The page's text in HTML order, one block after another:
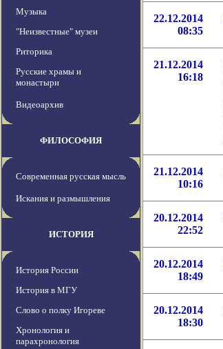
Музыка
"Неизвестные" музеи
Риторика
Русские храмы и
монастыри
Видеоархив
ФИЛОСОФИЯ
Современная русская мысль
Искания и размышления
ИСТОРИЯ
История России
История в МГУ
Слово о полку Игореве
Хронология и
парахронология
22.12.2014
08:35
21.12.2014
16:18
21.12.2014
10:16
20.12.2014
22:52
20.12.2014
18:49
20.12.2014
18:30